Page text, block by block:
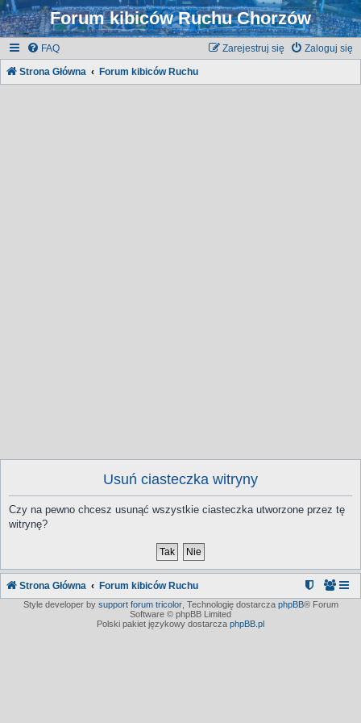
Forum kibiców Ruchu Chorzów
FAQ Zaloguj się
Zarejestruj się
Strona Główna Forum kibiców Ruchu
Usuń ciasteczka witryny
Czy na pewno chcesz usunąć wszystkie ciasteczka utworzone przez tę
witrynę?
Strona Główna Forum kibiców Ruchu
Style developer by support forum tricolor, Technologię dostarcza phpBB® Forum
Software © phpBB Limited
Polski pakiet językowy dostarcza phpBB.pl